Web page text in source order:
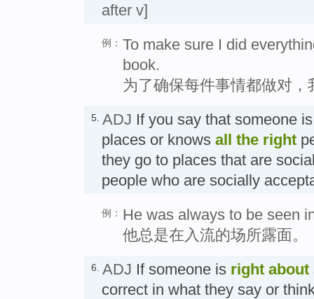
after v]
例： To make sure I did
book.
为了确保每件事情都做对
5. ADJ If you say that someone
places or knows all the right
they go to places that are
people who are socially
例： He was always to be seen
他总是在入流的场所露面。
6. ADJ If someone is right about
correct in what they say or